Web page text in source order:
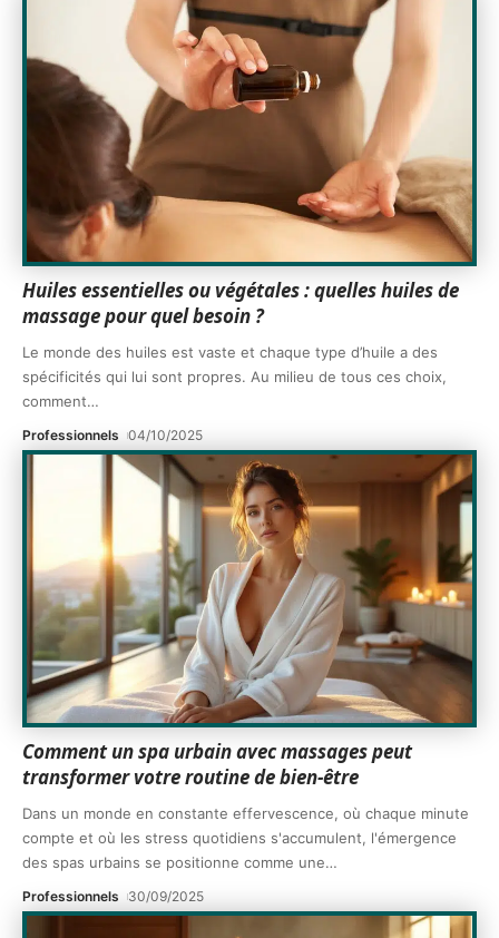
Huiles essentielles ou végétales : quelles huiles de
massage pour quel besoin ?
Le monde des huiles est vaste et chaque type d’huile a des
spécificités qui lui sont propres. Au milieu de tous ces choix,
comment…
Professionnels 04/10/2025
Comment un spa urbain avec massages peut
transformer votre routine de bien-être
Dans un monde en constante effervescence, où chaque minute
compte et où les stress quotidiens s'accumulent, l'émergence
des spas urbains se positionne comme une…
Professionnels 30/09/2025